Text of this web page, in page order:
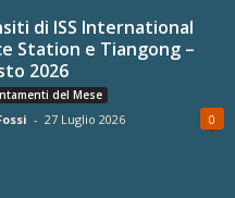
di ISS International
Station e Tiangong –
2026
del Mese
- 27 Luglio 2026 0